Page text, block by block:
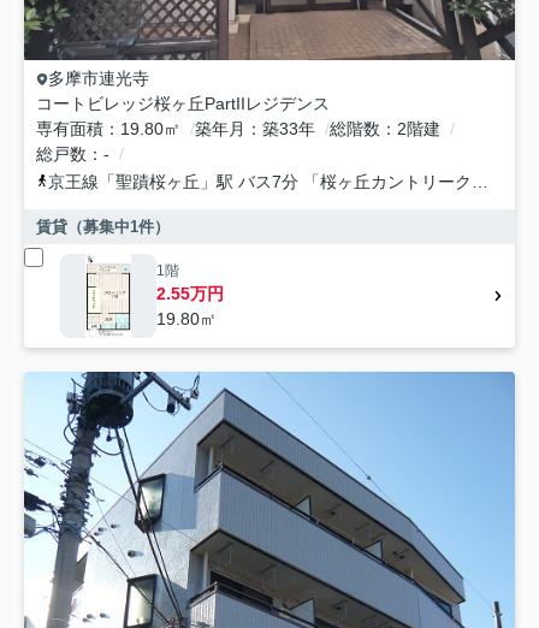
多摩市連光寺
コートビレッジ桜ヶ丘PartIIレジデンス
専有面積
19.80㎡ 築年月 築33年 総階数
2階建
総戸数
-
京王線 「聖蹟桜ヶ丘 」駅 バス7分 「桜ヶ丘カントリークラブ」 停歩1分
賃貸（募集中1件）
1階
2.55万円
19.80㎡